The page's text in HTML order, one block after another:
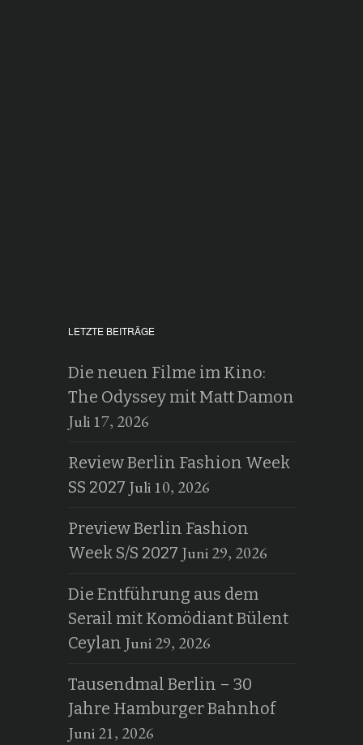
LETZTE BEITRÄGE
Die neuen Filme im Kino:
The Odyssey mit Matt Damon
Juli 17, 2026
Review Berlin Fashion Week
SS 2027 Juli 10, 2026
Preview Berlin Fashion
Week S/S 2027 Juni 29, 2026
Die Entführung aus dem
Serail mit Komödiant Bülent
Ceylan Juni 29, 2026
Tausendmal Berlin – 30
Jahre Hamburger Bahnhof
Juni 21, 2026